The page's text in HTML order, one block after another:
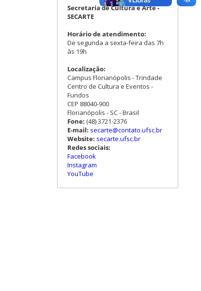
Secretaria de Cultura e Arte -
SECARTE
Horário de atendimento:
De segunda a sexta-feira das 7h
às 19h
Localização:
Campus Florianópolis - Trindade
Centro de Cultura e Eventos -
Fundos
CEP 88040-900
Florianópolis - SC - Brasil
Fone: (48) 3721-2376
E-mail: secarte@contato.ufsc.br
Website: secarte.ufsc.br
Redes sociais:
Facebook
Instagram
YouTube